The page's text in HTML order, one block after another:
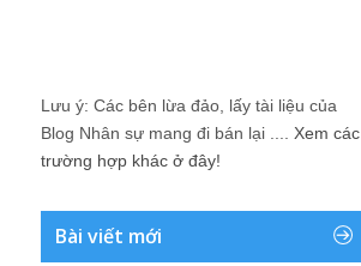
Lưu ý: Các bên lừa đảo, lấy tài liệu của
Blog Nhân sự mang đi bán lại .... Xem các
trường hợp khác ở đây!
Bài viết mới